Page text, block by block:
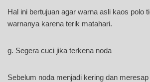
Hal ini bertujuan agar warna asli kaos polo
warnanya karena terik matahari.
g. Segera cuci jika terkena noda
Sebelum noda menjadi kering dan